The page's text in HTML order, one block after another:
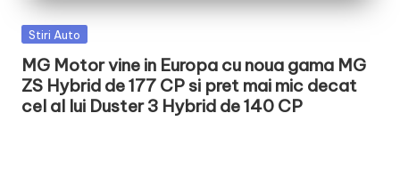
Posted
Stiri Auto
MG Motor vine in Europa cu noua gama MG
ZS Hybrid de 177 CP si pret mai mic decat
cel al lui Duster 3 Hybrid de 140 CP